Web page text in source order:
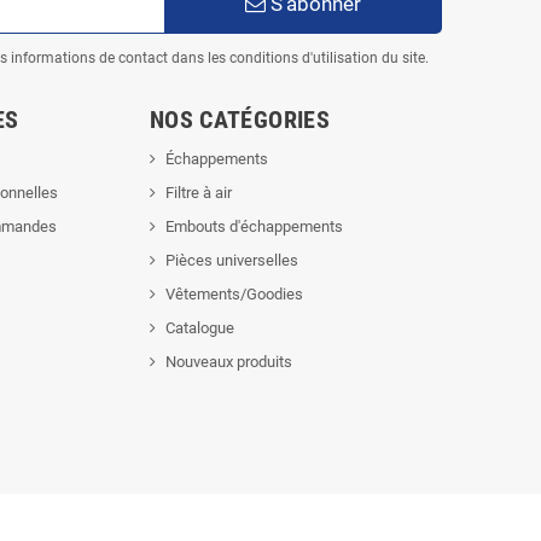
informations de contact dans les conditions d'utilisation du site.
NOS CATÉGORIES
Échappements
Filtre à air
Embouts d'échappements
Pièces universelles
Vêtements/Goodies
Catalogue
Nouveaux produits